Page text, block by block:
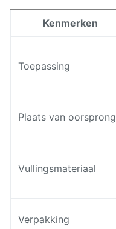
Kenmerken
Toepassing
Plaats van oorsprong
Vullingsmateriaal
Verpakking